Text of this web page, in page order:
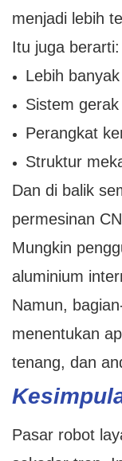
menjadi lebih
Itu juga berarti:
Lebih
Sistem
Perangkat
Struktur
Dan di balik
permesinan
Mungkin
aluminium
Namun,
menentukan
tenang, dan
Pasar robot